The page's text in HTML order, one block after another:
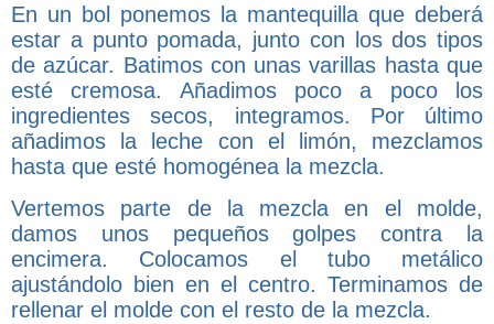
En un bol ponemos la mantequilla que deberá
estar a punto pomada, junto con los dos tipos
de azúcar. Batimos con unas varillas hasta que
esté cremosa. Añadimos poco a poco los
ingredientes secos, integramos. Por último
añadimos la leche con el limón, mezclamos
hasta que esté homogénea la mezcla.
Vertemos parte de la mezcla en el molde,
damos unos pequeños golpes contra la
encimera. Colocamos el tubo metálico
ajustándolo bien en el centro. Terminamos de
rellenar el molde con el resto de la mezcla.